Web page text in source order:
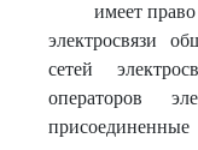
имеет
электросвязи
сетей
операторов